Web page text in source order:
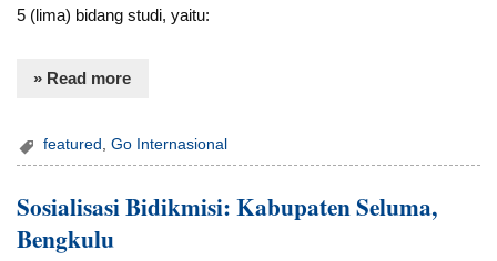
5 (lima) bidang studi, yaitu:
» Read more
featured ,Go Internasional
Sosialisasi Bidikmisi: Kabupaten Seluma,
Bengkulu